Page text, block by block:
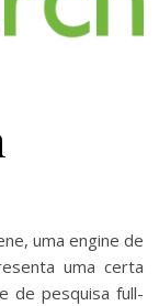
uma engine de
uma certa
de pesquisa full-